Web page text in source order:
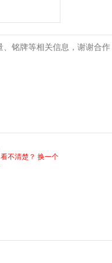
看不清楚？ 换一个